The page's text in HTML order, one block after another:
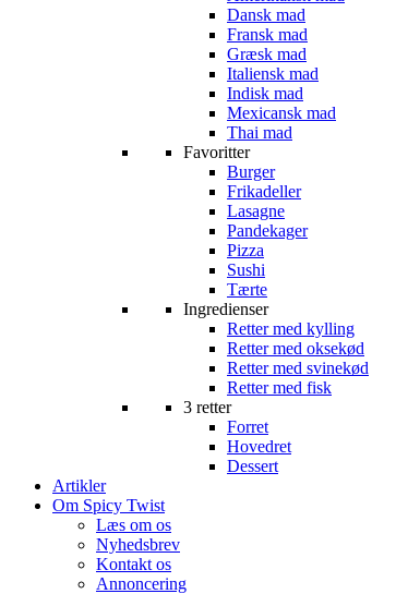
Dansk mad
Fransk mad
Græsk mad
Italiensk mad
Indisk mad
Mexicansk mad
Thai mad
Favoritter
Burger
Frikadeller
Lasagne
Pandekager
Pizza
Sushi
Tærte
Ingredienser
Retter med kylling
Retter med oksekød
Retter med svinekød
Retter med fisk
3 retter
Forret
Hovedret
Dessert
Artikler
Om Spicy Twist
Læs om os
Nyhedsbrev
Kontakt os
Annoncering